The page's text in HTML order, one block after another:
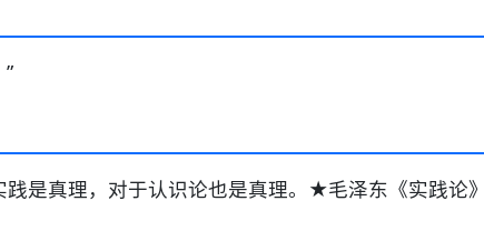
践是真理，对于认识论也是真理。★毛泽东《实践论